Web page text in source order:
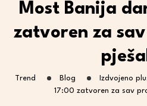
Most Banija
zatvoren za
Trend Blog Izdvojeno
17:00 zatvoren za sav